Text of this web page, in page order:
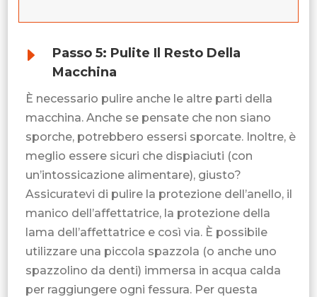
E
Passo 5: Pulite Il Resto Della
Macchina
È necessario pulire anche le altre parti della
macchina. Anche se pensate che non siano
sporche, potrebbero essersi sporcate. Inoltre, è
meglio essere sicuri che dispiaciuti (con
un’intossicazione alimentare), giusto?
Assicuratevi di pulire la protezione dell’anello, il
manico dell’affettatrice, la protezione della
lama dell’affettatrice e così via. È possibile
utilizzare una piccola spazzola (o anche uno
spazzolino da denti) immersa in acqua calda
per raggiungere ogni fessura. Per questa